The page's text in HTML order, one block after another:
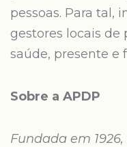
pessoas. Para tal,
gestores locais de
saúde, presente e
Sobre a APDP
Fundada em